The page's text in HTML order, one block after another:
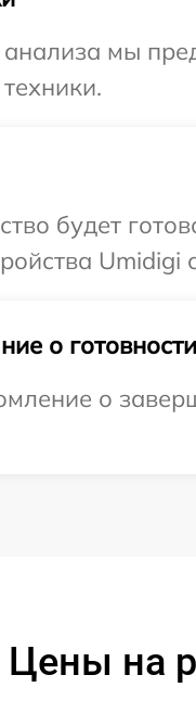
мы
будет
Umidigi
о готовности
о
Цены на